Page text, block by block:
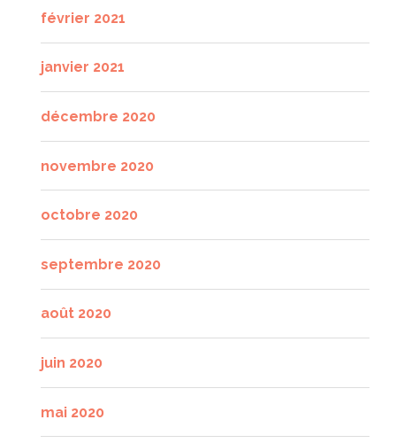
février 2021
janvier 2021
décembre 2020
novembre 2020
octobre 2020
septembre 2020
août 2020
juin 2020
mai 2020